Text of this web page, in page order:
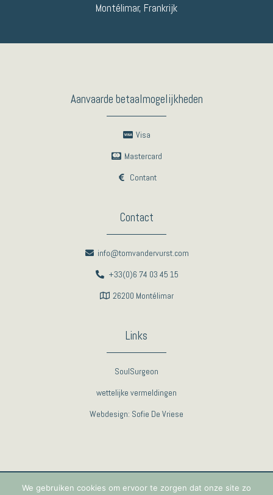
Montélimar, Frankrijk
Aanvaarde betaalmogelijkheden
Visa
Mastercard
Contant
Contact
info@tomvandervurst.com
+33(0)6 74 03 45 15
26200 Montélimar
Links
SoulSurgeon
wettelijke vermeldingen
Webdesign: Sofie De Vriese
We gebruiken cookies om ervoor te zorgen dat onze site zo